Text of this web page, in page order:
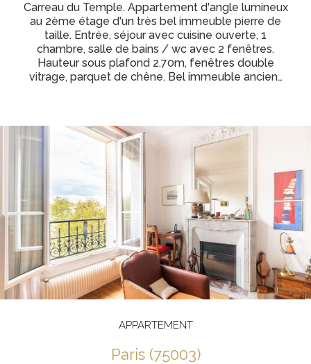
Carreau du Temple. Appartement d'angle lumineux
au 2ème étage d'un très bel immeuble pierre de
taille. Entrée, séjour avec cuisine ouverte, 1
chambre, salle de bains / wc avec 2 fenêtres.
Hauteur sous plafond 2.70m, fenêtres double
vitrage, parquet de chêne. Bel immeuble ancien…
APPARTEMENT
paris (75003)